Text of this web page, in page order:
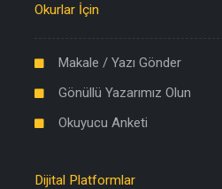
Okurlar İçin
Makale / Yazı Gönder
Gönüllü Yazarımız Olun
Okuyucu Anketi
Dijital Platformlar